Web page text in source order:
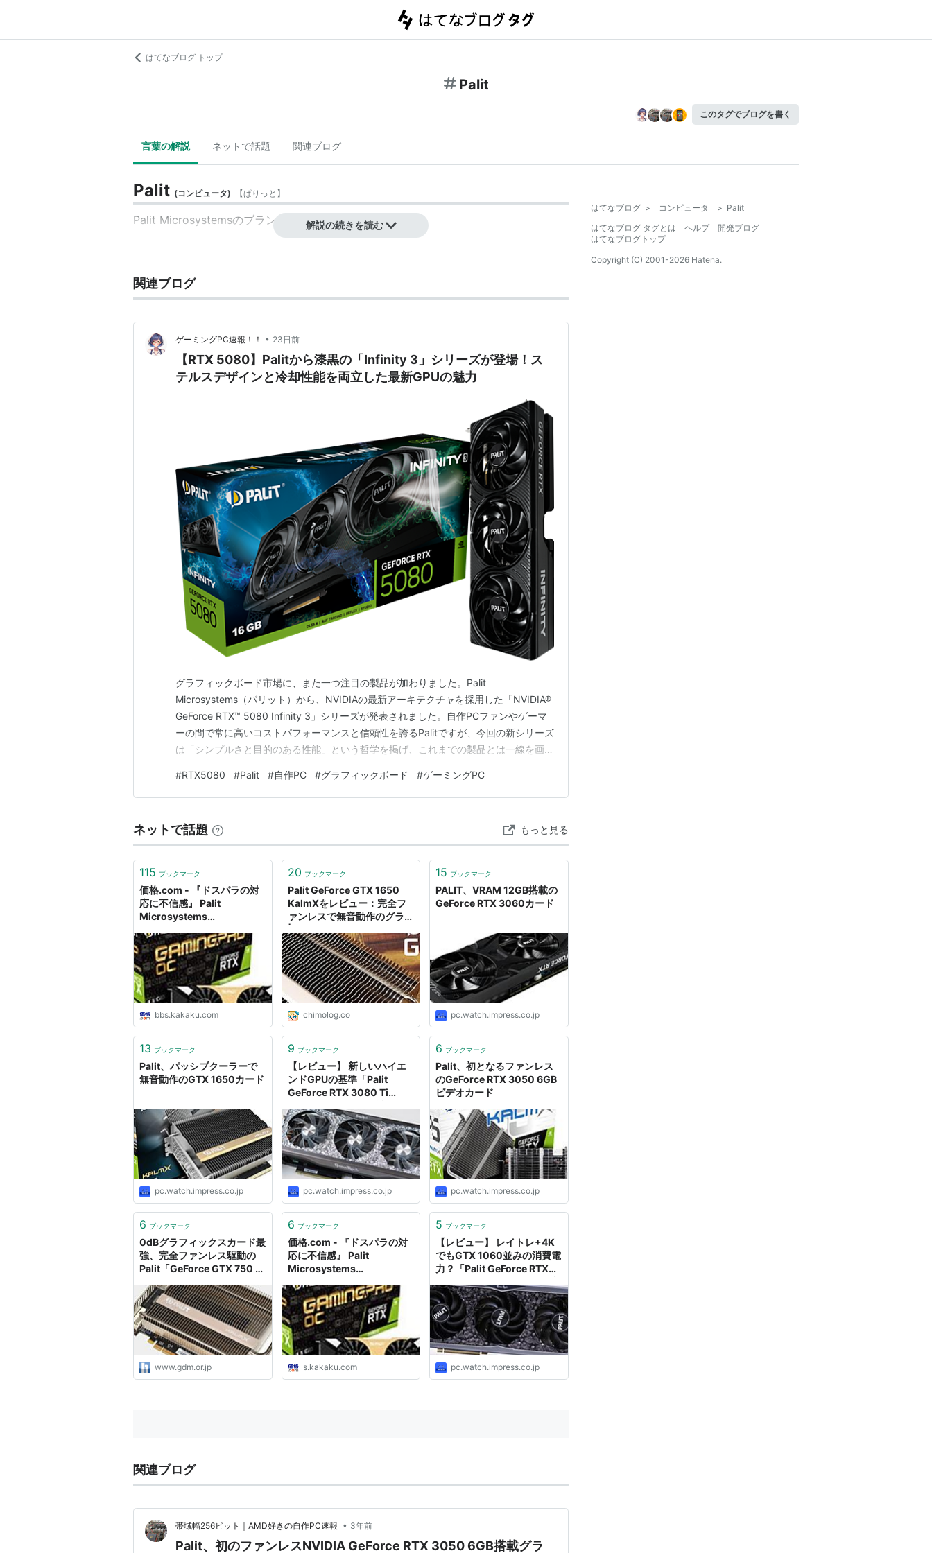
はてなブログ トップ
Palit
このタグでブログを書く
言葉の解説 ネットで話題 関連ブログ
Palit (コンピュータ) 【ぱりっと 】
Palit Microsystemsのブランド 解説の続きを読む
関連ブログ
ゲーミングPC速報！！ • 23日前
【RTX 5080】Palitから漆黒の「Infinity 3」シリーズが登場！ス
テルスデザインと冷却性能を両立した最新GPUの魅力
グラフィックボード市場に、また一つ注目の製品が加わりました。Palit
Microsystems（パリット）から、NVIDIAの最新アーキテクチャを採用した「NVIDIA®
GeForce RTX™ 5080 Infinity 3」シリーズが発表されました。自作PCファンやゲーマ
ーの間で常に高いコストパフォーマンスと信頼性を誇るPalitですが、今回の新シリーズ
は「シンプルさと目的のある性能」という哲学を掲げ、これまでの製品とは一線を画す
ド「Infinity 3」シリーズのスペック、デザイン、そして革新的な冷却システ…
#RTX5080 #Palit #自作PC #グラフィックボード #ゲーミングPC
ネットで話題 もっと見る
115 ブックマーク
価格.com - 『ドスパラの対
応に不信感』 Palit
Microsystems
(GeForce RTX2080Ti 11GB
GamingProOC) [PCIExp
11GB] ドスパラWeb限定モ
デル のクチコミ掲示板
bbs.kakaku.com
20 ブックマーク
Palit GeForce GTX 1650
KalmXをレビュー：完全フ
ァンレスで無音動作のグラボ
chimolog.co
15 ブックマーク
PALIT、VRAM 12GB搭載の
GeForce RTX 3060カード
pc.watch.impress.co.jp
13 ブックマーク
Palit、パッシブクーラーで
無音動作のGTX 1650カード
pc.watch.impress.co.jp
9 ブックマーク
【レビュー】 新しいハイエ
ンドGPUの基準「Palit
GeForce RTX 3080 Ti
pc.watch.impress.co.jp
6 ブックマーク
Palit、初となるファンレス
のGeForce RTX 3050 6GB
ビデオカード
pc.watch.impress.co.jp
6 ブックマーク
0dBグラフィックスカード最
強、完全ファンレス駆動の
Palit「GeForce GTX 750 Ti
秋葉原
www.gdm.or.jp
6 ブックマーク
価格.com - 『ドスパラの対
応に不信感』 Palit
Microsystems
(GeForce RTX2080Ti 11GB
GamingProOC) [PCIExp
11GB] ドスパラWeb限定モ
デル のクチコミ掲示板
s.kakaku.com
5 ブックマーク
【レビュー】 レイトレ+4K
でもGTX 1060並みの消費電
力？「Palit GeForce RTX
世代グラフィックスを改めて
体験した
pc.watch.impress.co.jp
関連ブログ
帯域幅256ビット｜AMD好きの自作PC速報 • 3年前
Palit、初のファンレスNVIDIA GeForce RTX 3050 6GB搭載グラ
はてなブログ > コンピュータ > Palit
はてなブログ タグとは
ヘルプ
開発ブログ
はてなブログトップ
Copyright (C) 2001-2026 Hatena.